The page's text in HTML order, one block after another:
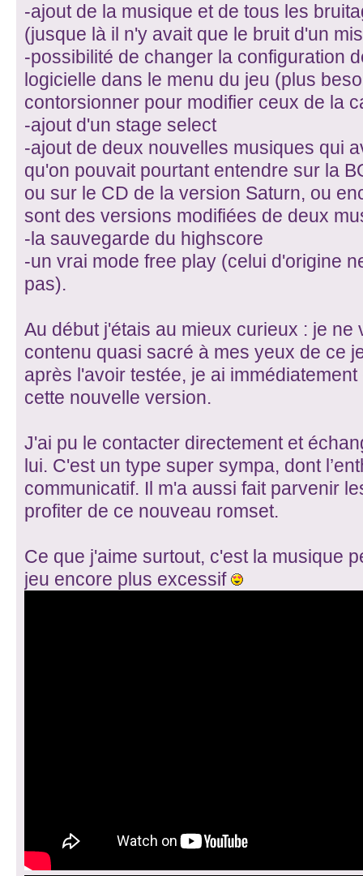
-ajout de la musique et de tous les
(jusque là il n'y avait que le bruit d'un
-possibilité de changer la configuration
logicielle dans le menu du jeu (plus
contorsionner pour modifier ceux de la
-ajout d'un stage select
-ajout de deux nouvelles musiques qui
qu'on pouvait pourtant entendre sur la
ou sur le CD de la version Saturn, ou
sont des versions modifiées de deux
-la sauvegarde du highscore
-un vrai mode free play (celui d'origine
pas).
Au début j'étais au mieux curieux : je ne
contenu quasi sacré à mes yeux de ce
après l'avoir testée, je ai
cette nouvelle version.
J'ai pu le contacter directement et
lui. C'est un type super sympa, dont
communicatif. Il m'a aussi fait parvenir
profiter de ce nouveau romset.
Ce que j'aime surtout, c'est la musique
jeu encore plus excessif